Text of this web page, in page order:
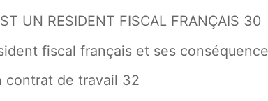
UN RESIDENT FISCAL FRANÇAIS 30
fiscal français et ses
contrat de travail 32